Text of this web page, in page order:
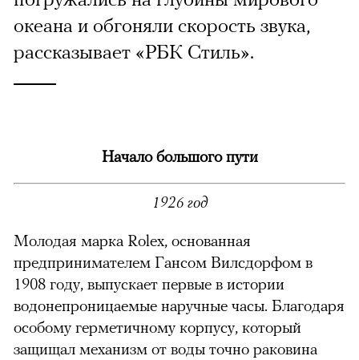
океана и обгоняли скорость звука,
рассказывает «РБК Стиль».
Начало большого пути
1926 год
можно через
Молодая марка Rolex, основанная
предпринимателем Гансом Вилсдорфом в
1908 году, выпускает первые в истории
водонепроницаемые наручные часы. Благодаря
особому герметичному корпусу, который
защищал механизм от воды точно раковина